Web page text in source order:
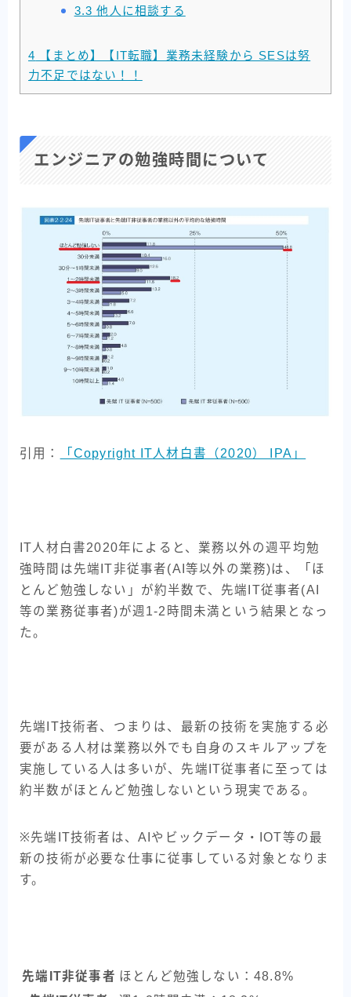
3.3 他人に相談する
4 【まとめ】【IT転職】業務未経験から SESは努
力不足ではない！！
エンジニアの勉強時間について
引用： 「Copyright IT人材白書（2020） IPA」
IT人材白書2020年によると、業務以外の週平均勉
強時間は先端IT非従事者(AI等以外の業務)は、「ほ
とんど勉強しない」が約半数で、先端IT従事者(AI
等の業務従事者)が週1-2時間未満という結果となっ
た。
先端IT技術者、つまりは、最新の技術を実施する必
要がある人材は業務以外でも自身のスキルアップを
実施している人は多いが、先端IT従事者に至っては
約半数がほとんど勉強しないという現実である。
※先端IT技術者は、AIやビックデータ・IOT等の最
新の技術が必要な仕事に従事している対象となりま
す。
先端IT非従事者 ほとんど勉強しない：48.8%